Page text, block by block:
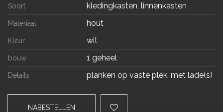
Soort kledingkasten, linnenkasten
Materiaal hout
Kleur wit
bouw 1 geheel
Details planken op vaste plek, met lade(s)
NABESTELLEN